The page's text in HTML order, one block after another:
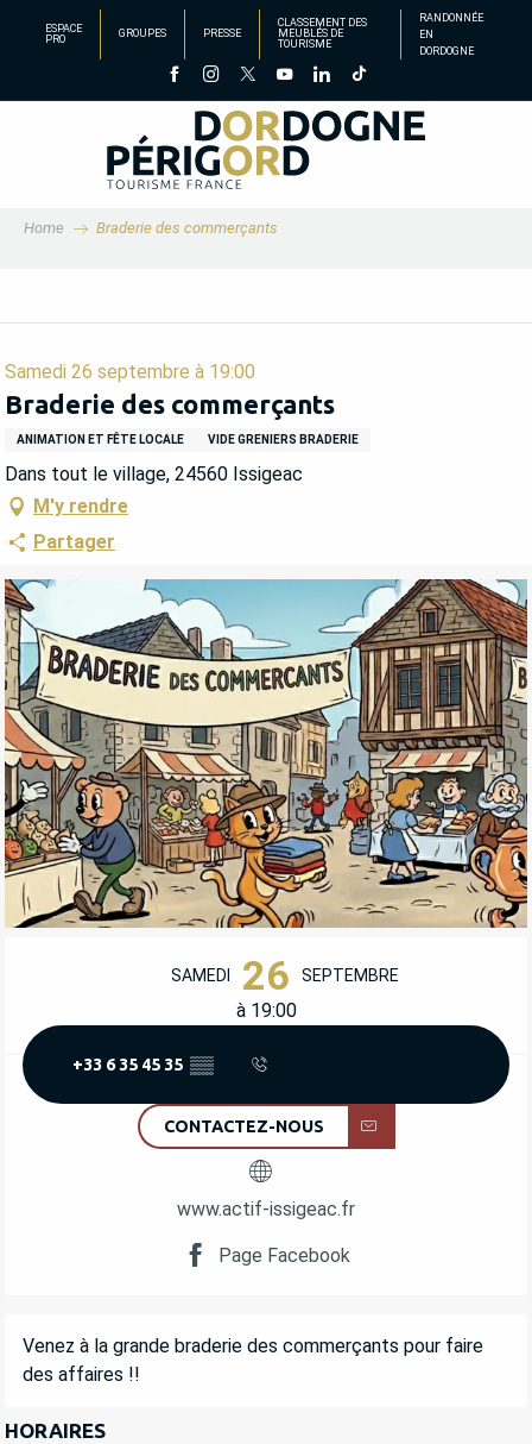
principal
ESPACE
PRO
GROUPES PRESSE
CLASSEMENT DES
MEUBLÉS DE
TOURISME
RANDONNÉE
EN
DORDOGNE
Home Braderie des commerçants
Samedi 26 septembre à 19:00
Braderie des commerçants
ANIMATION ET FÊTE LOCALE VIDE GRENIERS BRADERIE
Dans tout le village, 24560 Issigeac
M'y rendre
Partager
OUVERTURE ET COORDONNÉES
SAMEDI 26 SEPTEMBRE
à 19:00
+33 6 35 45 35 ▒▒
CONTACTEZ-NOUS
www.actif-issigeac.fr
Page Facebook
DESCRIPTION
Venez à la grande braderie des commerçants pour faire
des affaires !!
HORAIRES